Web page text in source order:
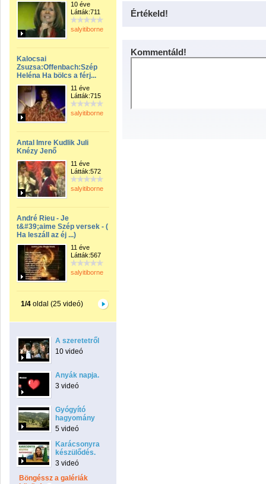
10 éve
Látták:711
salyitiborne
Kalocsai
Zsuzsa:Offenbach:Szép
Heléna Ha bölcs a férj...
11 éve
Látták:715
salyitiborne
Antal Imre Kudlik Juli
Knézy Jenő
11 éve
Látták:572
salyitiborne
André Rieu - Je
t&#39;aime Szép versek - (
Ha leszáll az éj ...)
11 éve
Látták:567
salyitiborne
1/4oldal (25 videó)
A szeretetről
10 videó
Anyák napja.
3 videó
Gyógyító
hagyomány
5 videó
Karácsonyra
készülődés.
3 videó
Böngéssz a galériák
Értékeld!
Kommentáld!